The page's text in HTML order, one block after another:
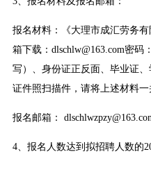
报名材料：《大理市成汇劳务
箱下载：dlschlw@163.com密码
写）、身份证正反面、毕业证
证件照扫描件，请将上述材料一
报名邮箱：
4、报名人数达到拟招聘人数的